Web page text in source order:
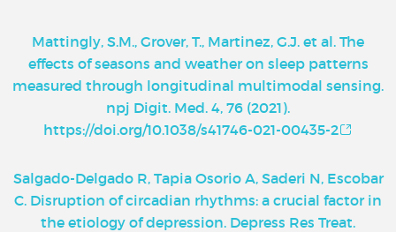
Mattingly, S.M., Grover, T., Martinez, G.J. et al. The
effects of seasons and weather on sleep patterns
measured through longitudinal multimodal sensing.
npj Digit. Med. 4, 76 (2021).
https://doi.org/10.1038/s41746-021-00435-2
Salgado-Delgado R, Tapia Osorio A, Saderi N, Escobar
C. Disruption of circadian rhythms: a crucial factor in
the etiology of depression. Depress Res Treat.